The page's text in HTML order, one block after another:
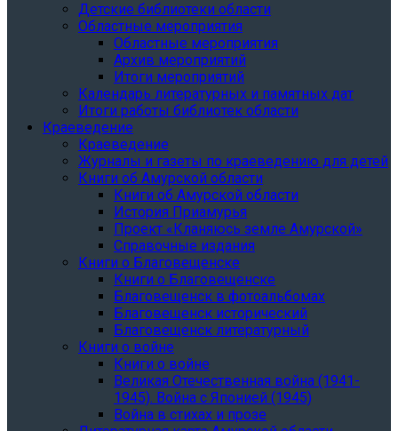
Детские библиотеки области
Областные мероприятия
Областные мероприятия
Архив мероприятий
Итоги мероприятий
Календарь литературных и памятных дат
Итоги работы библиотек области
Краеведение
Краеведение
Журналы и газеты по краеведению для детей
Книги об Амурской области
Книги об Амурской области
История Приамурья
Проект «Кланяюсь земле Амурской»
Справочные издания
Книги о Благовещенске
Книги о Благовещенске
Благовещенск в фотоальбомах
Благовещенск исторический
Благовещенск литературный
Книги о войне
Книги о войне
Великая Отечественная война (1941-
1945). Война с Японией (1945)
Война в стихах и прозе